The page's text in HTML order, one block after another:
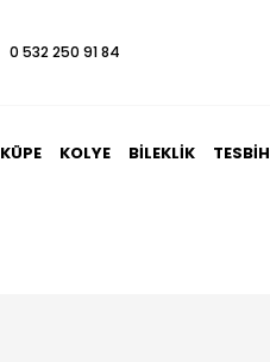
0 532 250 91 84
KÜPE KOLYE BILEKLIK TESBIH